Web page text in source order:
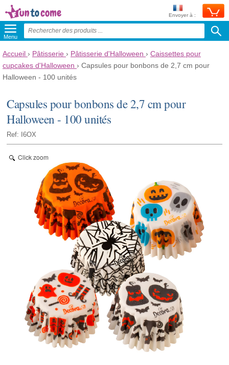
Envoyer à :
Menu
Accueil › Pâtisserie › Pâtisserie d'Halloween › Caissettes pour
cupcakes d'Halloween › Capsules pour bonbons de 2,7 cm pour
Halloween - 100 unités
Capsules pour bonbons de 2,7 cm pour
Halloween - 100 unités
Ref: I6OX
Click zoom